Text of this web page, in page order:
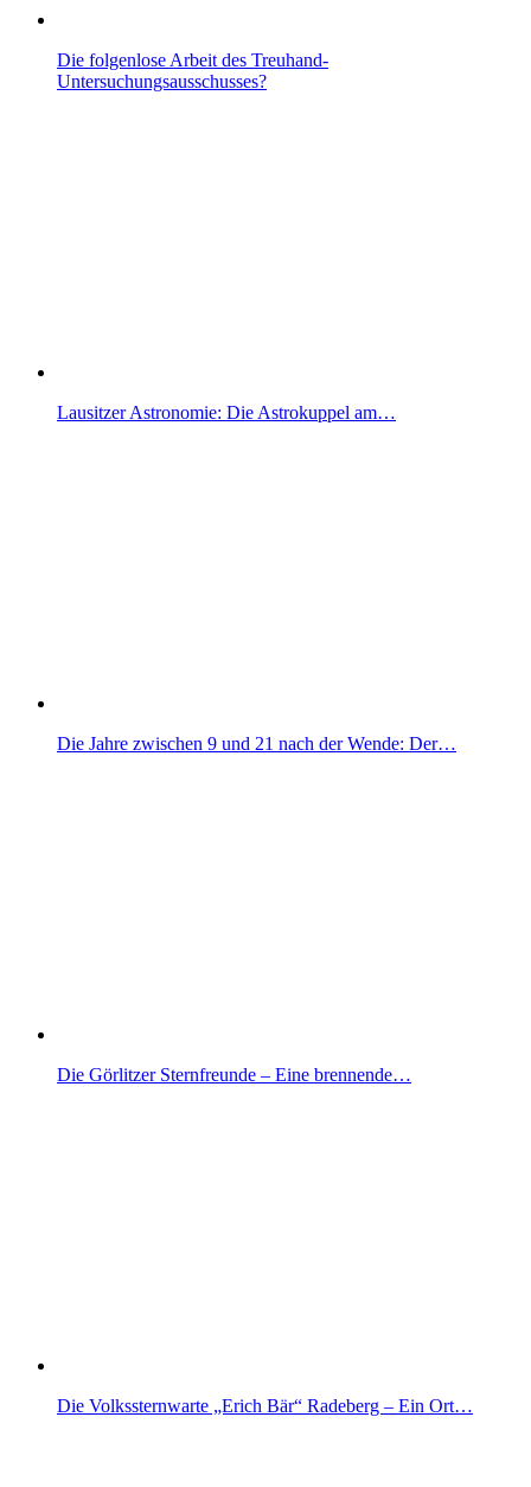
Die folgenlose Arbeit des Treuhand-
Untersuchungsausschusses?
Lausitzer Astronomie: Die Astrokuppel am…
Die Jahre zwischen 9 und 21 nach der Wende: Der…
Die Görlitzer Sternfreunde – Eine brennende…
Die Volkssternwarte „Erich Bär“ Radeberg – Ein Ort…